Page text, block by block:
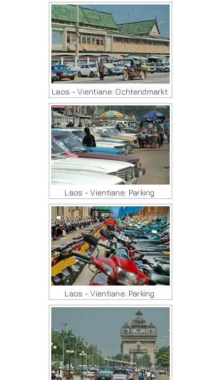
Laos - Vientiane: Ochtendmarkt
Laos - Vientiane: Parking
Laos - Vientiane: Parking